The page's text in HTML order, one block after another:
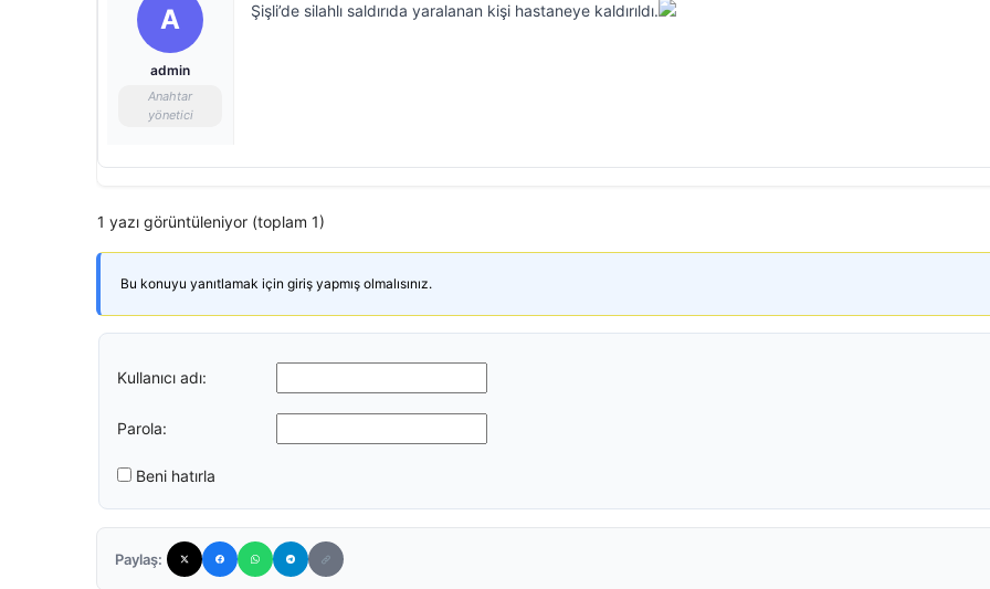
A
admin
Anahtar
yönetici
Şişli’de silahlı saldırıda yaralanan kişi hastaneye kaldırıldı.
1 yazı görüntüleniyor (toplam 1)
Bu konuyu yanıtlamak için giriş yapmış olmalısınız.
Kullanıcı adı:
Parola:
Beni hatırla
Paylaş: